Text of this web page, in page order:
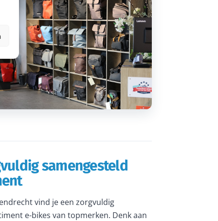
samengesteld
vind je een zorgvuldig
e-bikes van topmerken. Denk aan